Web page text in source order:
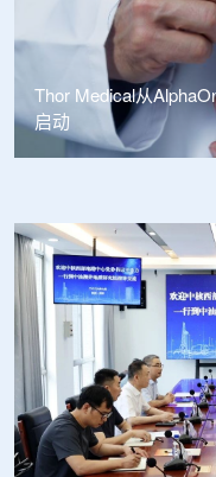
Thor Medical从
启动